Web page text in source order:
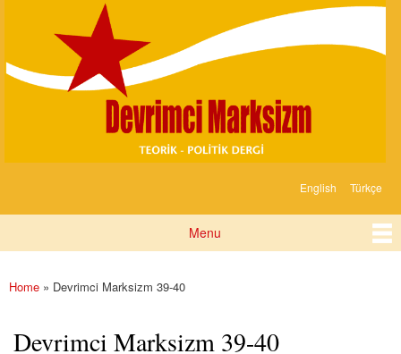
content
Marksizm
English Türkçe
Menu
You are here
Home » Devrimci Marksizm 39-40
Devrimci Marksizm 39-40